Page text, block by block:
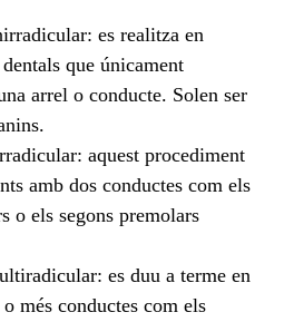
es realitza en
que únicament
arrel o conducte. Solen ser
aquest procediment
amb dos conductes com els
o els segons premolars
es duu a terme en
més conductes com els